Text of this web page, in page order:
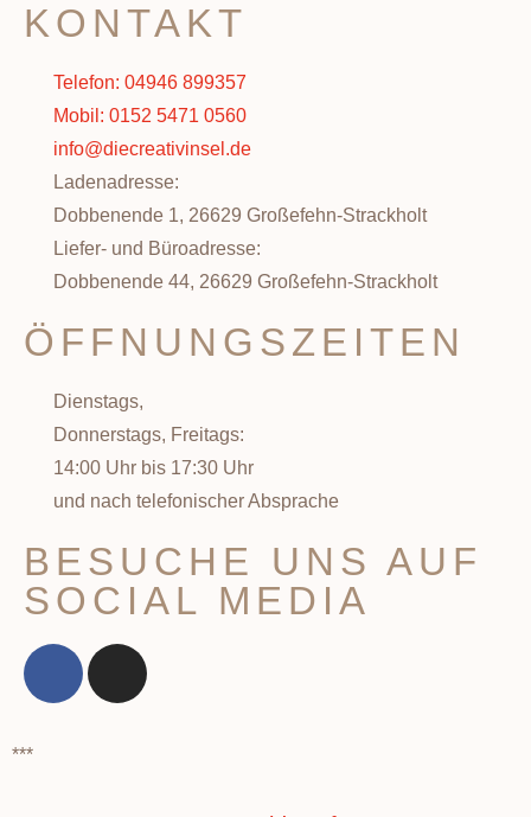
KONTAKT
Telefon: 04946 899357
Mobil: 0152 5471 0560
info@diecreativinsel.de
Ladenadresse:
Dobbenende 1, 26629 Großefehn-Strackholt
Liefer- und Büroadresse:
Dobbenende 44, 26629 Großefehn-Strackholt
ÖFFNUNGSZEITEN
Dienstags,
Donnerstags, Freitags:
14:00 Uhr bis 17:30 Uhr
und nach telefonischer Absprache
BESUCHE UNS AUF
SOCIAL MEDIA
***